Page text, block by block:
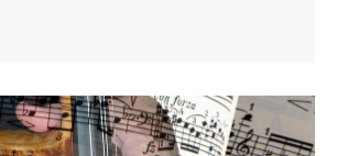
classique et de musique du monde.